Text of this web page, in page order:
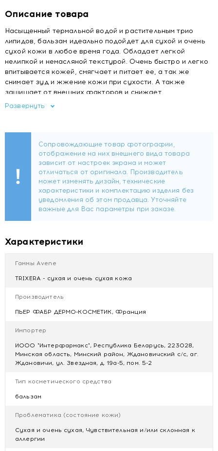
Описание товара
Насыщенный термальной водой и растительным трио
липидов, бальзам идеально подойдет для сухой и очень
сухой кожи в любое время года. Обладает легкой
нелипкой и немасляной текстурой. Очень быстро и легко
впитывается кожей, смягчает и питает ее, а так же
снимает зуд и жжение кожи при сухости. А также
защищает от внешних факторов и снижает
чувствительность кожи. Благодаря мягкому действию
Свойства
обеспечивает длительное увлажнение. Подходит детям с
3-х лет. Не содержит отдушек.
Применение: втирать в кожу, пока средство полностью
не впитается. Использовать каждое утро и/или вечер.
Ингредиенты (Ingredients): AQUA, GLYCERIN,
ISOPROPYL PALMITATE, PENTAERYTHRITYL
TRIGLYCERIDE, GLYCERYL STEARATE, MYRETH-3
MYRISTATE, PEG-100 STEARATE, ACRYLATES/C10-30
ALKYL ACRYLATE CROSSPOLYMER, BENZOIC ACID,
CAPRYLYL GLYCOL, CARBOMER, GLYCINE, GLYCINE SOJA
400, PENTYL RHAMNOSIDE, SODIUM HYDROXIDE,
Купить AVENE Trixera Nutrition Легкий питательный
Цена AVENE Trixera Nutrition Легкий питательный
бальзам 400 мл
Отзывы AVENE Trixera Nutrition Легкий питательный
бальзам 400 мл
Развернуть
Характеристики
Гаммы Avene
TRIXERA - сухая и очень сухая кожа
Производитель
ПЬЕР ФАБР ДЕРМО-КОСМЕТИК, Франция
Импортер
ИООО "Интерфармакс", Республика Беларусь, 223028,
Минская область, Минский район, Ждановичский с/с, аг.
Ждановичи, ул. Звездная, д. 19а-5, пом. 5-2
Тип косметического средства
бальзам
Проблематика (состояние кожи)
Сухая и очень сухая, Чувствительная и/или склонная к
аллергии